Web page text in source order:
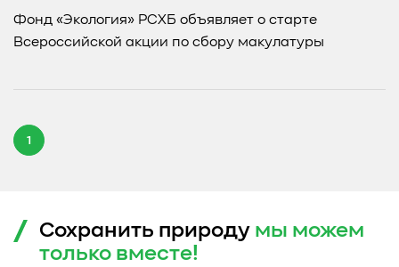
Фонд «Экология» РСХБ объявляет о старте
Всероссийской акции по сбору макулатуры
1
Сохранить природу мы можем
только вместе!